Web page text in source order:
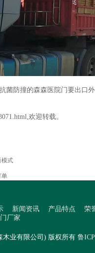
抗菌防撞的森森医院门要出口
,欢迎转载。
模式
单
新闻资讯 产品特点 荣
厂家
木业有限公司) 版权所有 鲁